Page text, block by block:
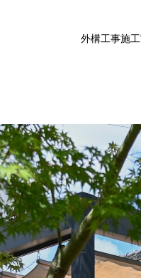
外構工事施